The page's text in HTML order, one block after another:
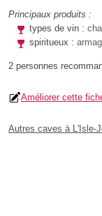
Principaux produits :
types de vin :
spiritueux :
2 personnes
Améliorer cette
Autres caves à L'Isle-